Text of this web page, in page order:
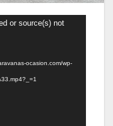
or source(s) not
ocasion.com/wp-